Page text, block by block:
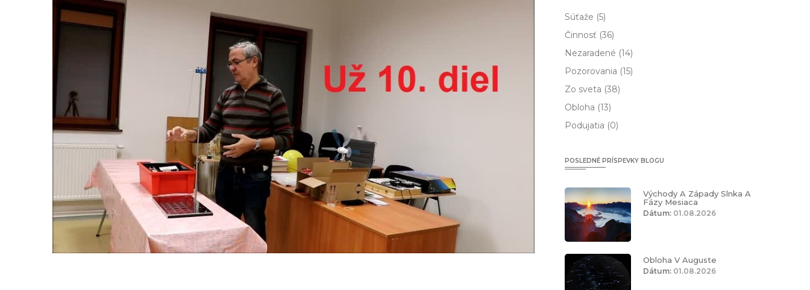
Súťaže (5)
Činnosť (36)
Nezaradené (14)
Pozorovania (15)
Zo sveta (38)
Obloha (13)
Podujatia (0)
POSLEDNÉ PRÍSPEVKY BLOGU
Východy A Západy Slnka A
Fázy Mesiaca
Dátum: 01.08.2026
Obloha V Auguste
Dátum: 01.08.2026